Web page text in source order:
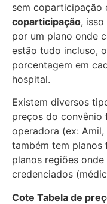
sem coparticipação
coparticipação,
por um plano onde
estão tudo incluso,
porcentagem em
hospital.
Existem diversos
preços do
operadora (ex:
também tem planos
planos regiões
credenciados
Cote Tabela de